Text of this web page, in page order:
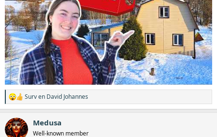
W
a
r
d
Surven David Johannes
Medusa
Well-known member